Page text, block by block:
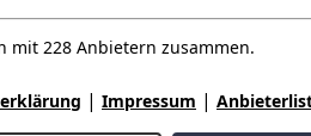
Fahrzeug
mit 228 Anbietern zusammen.
| Impressum |